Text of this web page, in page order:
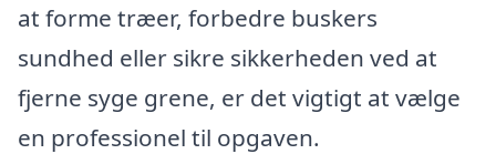
at forme træer, forbedre buskers
sundhed eller sikre sikkerheden ved at
fjerne syge grene, er det vigtigt at vælge
en professionel til opgaven.